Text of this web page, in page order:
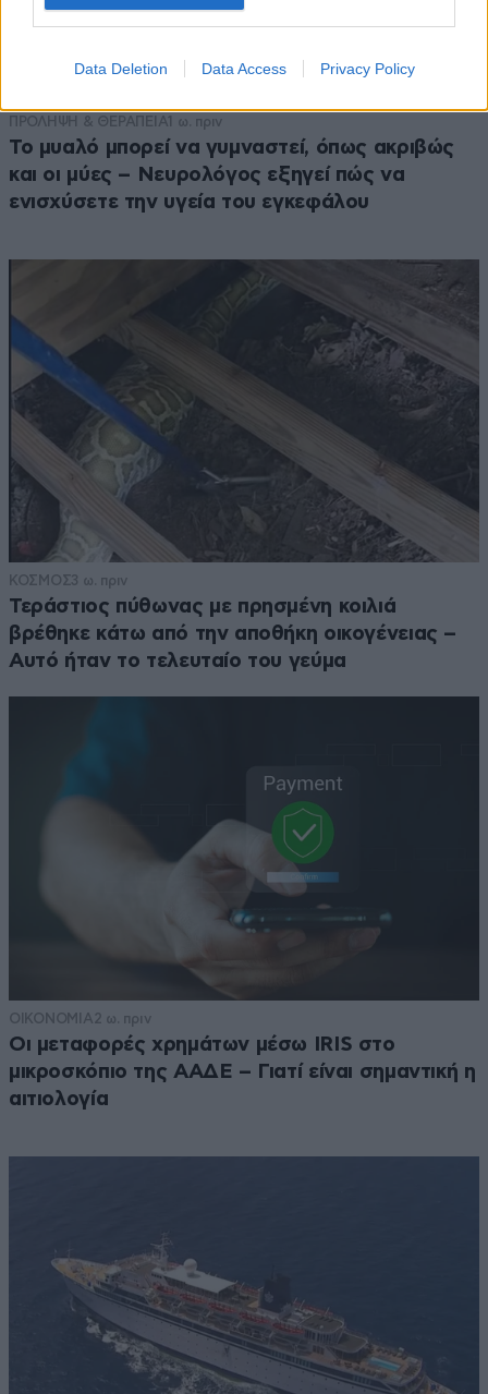
Data Deletion Data Access Privacy Policy
ΠΡΟΛΗΨΗ & ΘΕΡΑΠΕΙΑ1 ω. πριν
Το μυαλό μπορεί να γυμναστεί, όπως ακριβώς
και οι μύες – Νευρολόγος εξηγεί πώς να
ενισχύσετε την υγεία του εγκεφάλου
ΚΟΣΜΟΣ3 ω. πριν
Τεράστιος πύθωνας με πρησμένη κοιλιά
βρέθηκε κάτω από την αποθήκη οικογένειας –
Αυτό ήταν το τελευταίο του γεύμα
ΟΙΚΟΝΟΜΙΑ 2 ω. πριν
Οι μεταφορές χρημάτων μέσω IRIS στο
μικροσκόπιο της ΑΑΔΕ – Γιατί είναι σημαντική η
αιτιολογία